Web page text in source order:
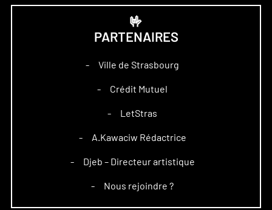
🤟
PARTENAIRES
– Ville de Strasbourg
– Crédit Mutuel
– LetStras
– A.Kawaciw Rédactrice
– Djeb – Directeur artistique
– Nous rejoindre ?